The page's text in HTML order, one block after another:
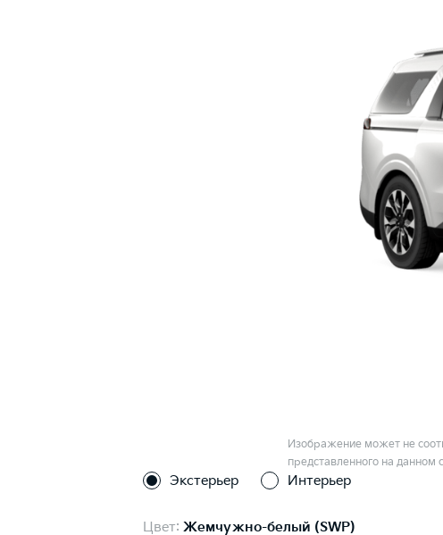
Изображение может не
представленного на данном
Экстерьер Интерьер
Цвет: Жемчужно-белый (SWP)